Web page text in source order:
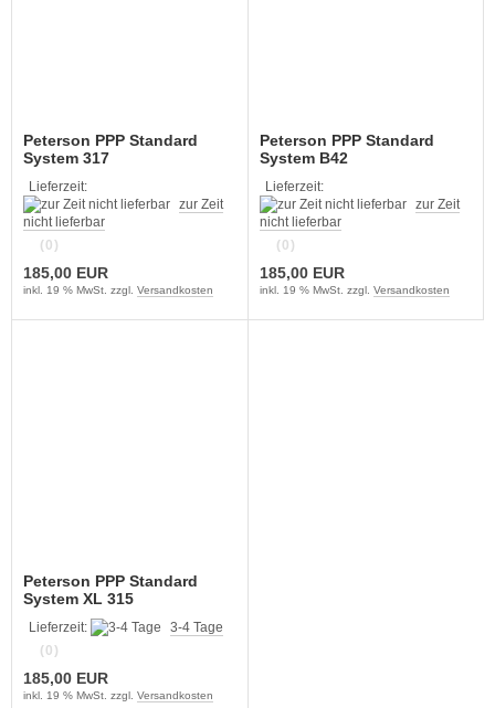
Peterson PPP Standard
System 317
Lieferzeit:
zur Zeit
nicht lieferbar
(0)
185,00 EUR
inkl. 19 % MwSt. zzgl. Versandkosten
Peterson PPP Standard
System B42
Lieferzeit:
zur Zeit
nicht lieferbar
(0)
185,00 EUR
inkl. 19 % MwSt. zzgl. Versandkosten
Peterson PPP Standard
System XL 315
Lieferzeit:
3-4 Tage
(0)
185,00 EUR
inkl. 19 % MwSt. zzgl. Versandkosten